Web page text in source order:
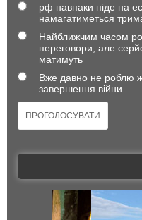
рф навпаки піде на
намагатиметься
Найближчим часом
переговори, але
матимуть
Вже давно не роблю
завершення війни